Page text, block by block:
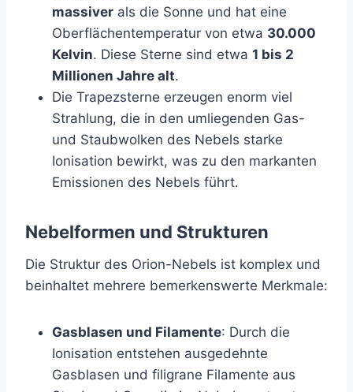
massiver als die Sonne und hat eine
Oberflächentemperatur von etwa 30.000
Kelvin. Diese Sterne sind etwa 1 bis 2
Millionen Jahre alt.
Die Trapezsterne erzeugen enorm viel
Strahlung, die in den umliegenden Gas-
und Staubwolken des Nebels starke
Ionisation bewirkt, was zu den markanten
Emissionen des Nebels führt.
Nebelformen und Strukturen
Die Struktur des Orion-Nebels ist komplex und
beinhaltet mehrere bemerkenswerte Merkmale:
Gasblasen und Filamente: Durch die
Ionisation entstehen ausgedehnte
Gasblasen und filigrane Filamente aus